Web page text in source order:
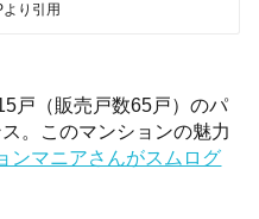
り引用
戸（販売戸数65戸）のパ
。このマンションの魅力
ンマニアさんがスムログ